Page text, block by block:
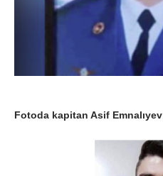
Fotoda kapitan Asif Emnalıyev